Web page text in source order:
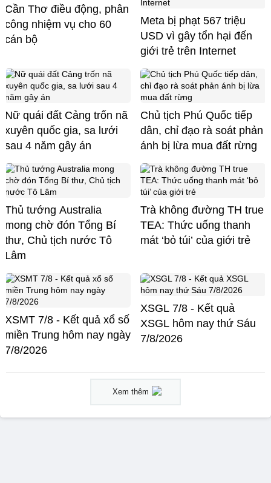
Cần Thơ điều động, phân
công nhiệm vụ cho 60
cán bộ
Meta bị phạt 567 triệu
USD vì gây tổn hại đến
giới trẻ trên Internet
Nữ quái đất Cảng trốn nã
xuyên quốc gia, sa lưới
sau 4 năm gây án
Chủ tịch Phú Quốc tiếp
dân, chỉ đạo rà soát phản
ánh bị lừa mua đất rừng
Thủ tướng Australia
mong chờ đón Tổng Bí
thư, Chủ tịch nước Tô
Lâm
Trà không đường TH true
TEA: Thức uống thanh
mát ‘bỏ túi’ của giới trẻ
XSMT 7/8 - Kết quả xổ số
miền Trung hôm nay ngày
7/8/2026
XSGL 7/8 - Kết quả
XSGL hôm nay thứ Sáu
7/8/2026
Xem thêm